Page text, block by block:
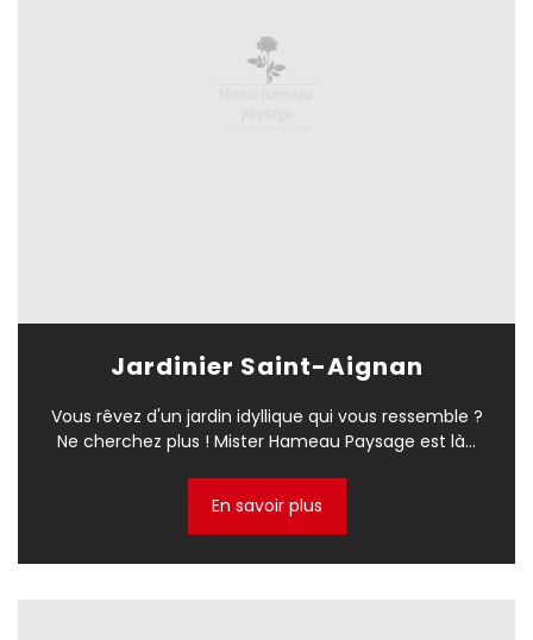
Jardinier Saint-Aignan
Vous rêvez d'un jardin idyllique qui vous ressemble ?
Ne cherchez plus ! Mister Hameau Paysage est là...
En savoir plus